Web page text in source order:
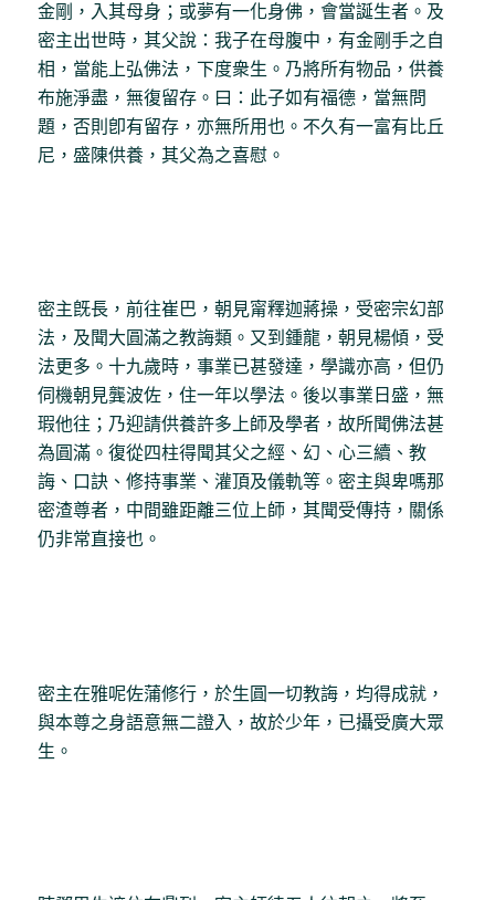
金剛，入其母身；或夢有一化身佛，會當誕生者。及
密主出世時，其父說：我子在母腹中，有金剛手之自
相，當能上弘佛法，下度衆生。乃將所有物品，供養
布施淨盡，無復留存。曰：此子如有福德，當無問
題，否則卽有留存，亦無所用也。不久有一富有比丘
尼，盛陳供養，其父為之喜慰。
密主旣長，前往崔巴，朝見甯釋迦蔣操，受密宗幻部
法，及聞大圓滿之教誨類。又到鍾龍，朝見楊傾，受
法更多。十九歲時，事業已甚發達，學識亦高，但仍
伺機朝見龔波佐，住一年以學法。後以事業日盛，無
瑕他往；乃迎請供養許多上師及學者，故所聞佛法甚
為圓滿。復從四柱得聞其父之經、幻、心三續、教
誨、口訣、修持事業、灌頂及儀軌等。密主與卑嗎那
密渣尊者，中間雖距離三位上師，其聞受傳持，關係
仍非常直接也。
密主在雅呢佐蒲修行，於生圓一切教誨，均得成就，
與本尊之身語意無二證入，故於少年，已攝受廣大眾
生。